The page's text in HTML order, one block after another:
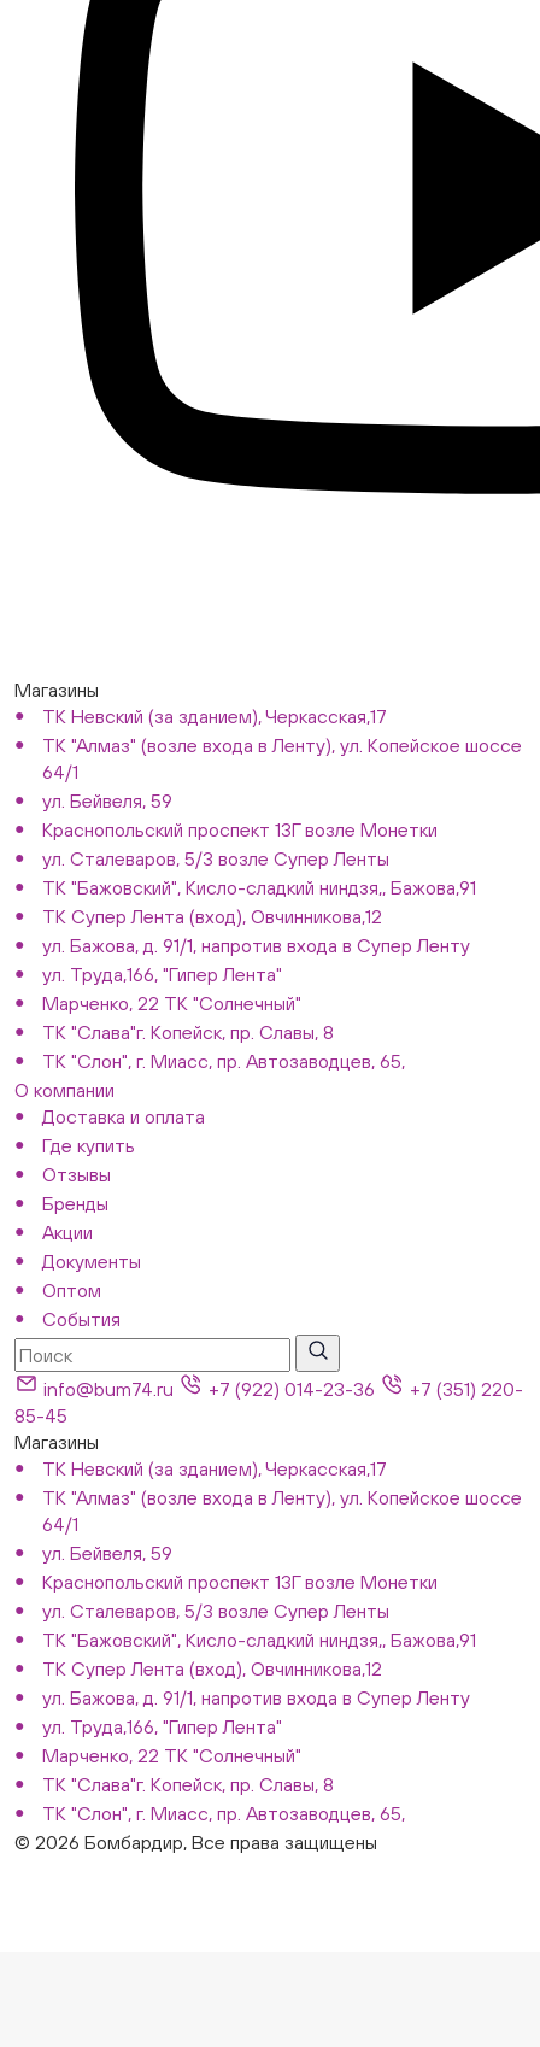
Магазины
ТК Невский (за зданием), Черкасская,17
ТК "Алмаз" (возле входа в Ленту), ул. Копейское шоссе
64/1
ул. Бейвеля, 59
Краснопольский проспект 13Г возле Монетки
ул. Сталеваров, 5/3 возле Супер Ленты
ТК "Бажовский", Кисло-сладкий ниндзя,, Бажова,91
ТК Супер Лента (вход), Овчинникова,12
ул. Бажова, д. 91/1, напротив входа в Супер Ленту
ул. Труда,166, "Гипер Лента"
Марченко, 22 ТК "Солнечный"
ТК "Слава"г. Копейск, пр. Славы, 8
ТК "Слон", г. Миасс, пр. Автозаводцев, 65,
О компании
Доставка и оплата
Где купить
Отзывы
Бренды
Акции
Документы
Оптом
События
info@bum74.ru +7 (922) 014-23-36
+7 (351) 220-
85-45
Магазины
ТК Невский (за зданием), Черкасская,17
ТК "Алмаз" (возле входа в Ленту), ул. Копейское шоссе
64/1
ул. Бейвеля, 59
Краснопольский проспект 13Г возле Монетки
ул. Сталеваров, 5/3 возле Супер Ленты
ТК "Бажовский", Кисло-сладкий ниндзя,, Бажова,91
ТК Супер Лента (вход), Овчинникова,12
ул. Бажова, д. 91/1, напротив входа в Супер Ленту
ул. Труда,166, "Гипер Лента"
Марченко, 22 ТК "Солнечный"
ТК "Слава"г. Копейск, пр. Славы, 8
ТК "Слон", г. Миасс, пр. Автозаводцев, 65,
© 2026 Бомбардир, Все права защищены